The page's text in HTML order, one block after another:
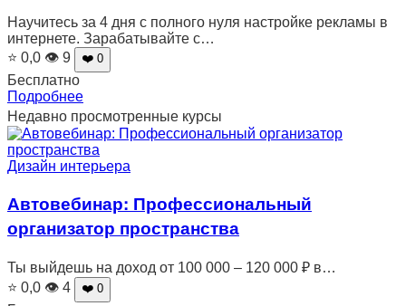
Научитесь за 4 дня с полного нуля настройке рекламы в
интернете. Зарабатывайте с…
⭐ 0,0 👁 9 ❤️ 0
Бесплатно
Подробнее
Недавно просмотренные курсы
Дизайн интерьера
Автовебинар: Профессиональный
организатор пространства
Ты выйдешь на доход от 100 000 – 120 000 ₽ в…
⭐ 0,0 👁 4 ❤️ 0